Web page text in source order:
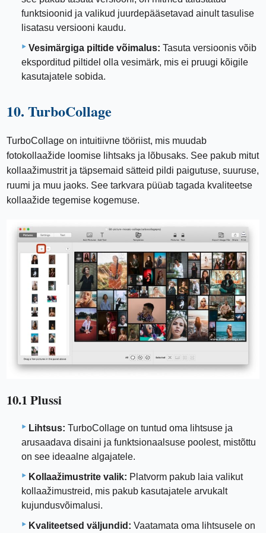
funktsioonid ja valikud juurdepääsetavad ainult tasulise
lisatasu versiooni kaudu.
Vesimärgiga piltide võimalus: Tasuta versioonis võib
eksporditud piltidel olla vesimärk, mis ei pruugi kõigile
kasutajatele sobida.
10. TurboCollage
TurboCollage on intuitiivne tööriist, mis muudab
fotokollaažide loomise lihtsaks ja lõbusaks. See pakub mitut
kollaažimustrit ja täpsemaid sätteid pildi paigutuse, suuruse,
ruumi ja muu jaoks. See tarkvara püüab tagada kvaliteetse
kollaažide tegemise kogemuse.
10.1 Plussi
Lihtsus: TurboCollage on tuntud oma lihtsuse ja
arusaadava disaini ja funktsionaalsuse poolest, mistõttu
on see ideaalne algajatele.
Kollaažimustrite valik: Platvorm pakub laia valikut
kollaažimustreid, mis pakub kasutajatele arvukalt
kujundusvõimalusi.
Kvaliteetsed väljundid: Vaatamata oma lihtsusele on